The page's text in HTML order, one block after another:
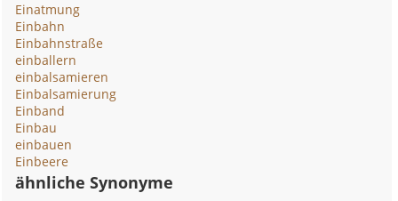
Einatmung
Einbahn
Einbahnstraße
einballern
einbalsamieren
Einbalsamierung
Einband
Einbau
einbauen
Einbeere
ähnliche Synonyme